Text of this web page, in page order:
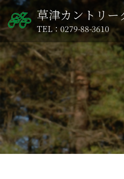
草津カントリー
TEL：0279-88-3610